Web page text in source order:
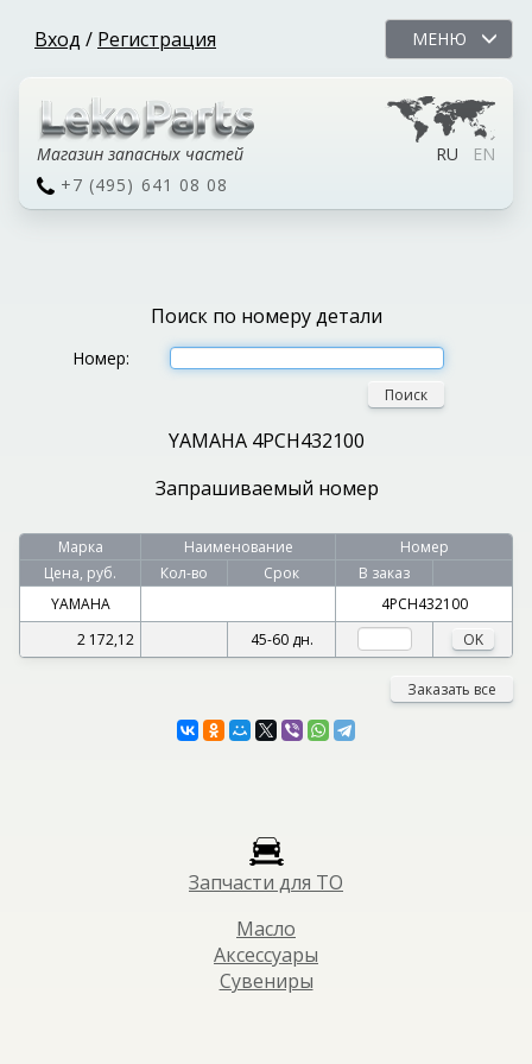
Вход / Регистрация МЕНЮ
Магазин запасных частей RU
EN
+7 (495) 641 08 08
Поиск по номеру детали
Номер:
Поиск
YAMAHA 4PCH432100
Запрашиваемый номер
Марка Наименование
Номер
Цена, руб.
Кол-во Срок
В заказ
YAMAHA
4PCH432100
2 172,12
45-60 дн. OK
Заказать все
Запчасти для ТО
Масло
Аксессуары
Сувениры